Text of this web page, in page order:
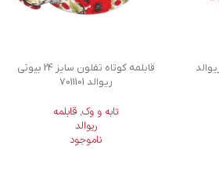
بیوتی ریوالد
قابلمه کوتاه تفلون سایز 24 بیوتی
ریوالد 7011101
تابه و وک, قابلمه
ریوالد
ناموجود